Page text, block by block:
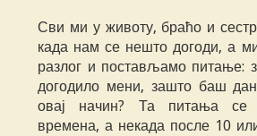
Сви ми у животу, браћо и
када нам се нешто догоди, а
разлог и постављамо питање:
догодило мени, зашто баш
овај начин? Та питања се
времена, а некада после 10